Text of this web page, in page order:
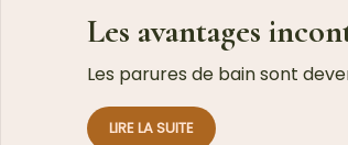
Les avantages
Les parures de bain sont
LIRE LA SUITE